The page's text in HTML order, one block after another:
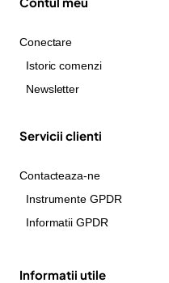
Conectare
Istoric comenzi
Newsletter
Servicii clienti
Contacteaza-ne
Instrumente GPDR
Informatii GPDR
Informatii utile